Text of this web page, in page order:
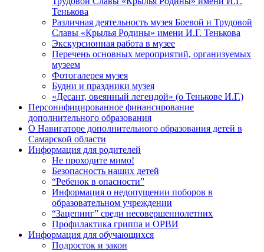
Тенькова
Различная деятельность музея Боевой и Трудовой
Славы «Крылья Родины» имени И.Г. Тенькова
Экскурсионная работа в музее
Перечень основных мероприятий, организуемых
музеем
Фотогалерея музея
Будни и праздники музея
«Десант, овеянный легендой» (о Тенькове И.Г.)
Персонифицированное финансирование
дополнительного образования
О Навигаторе дополнительного образования детей в
Самарской области
Информация для родителей
Не проходите мимо!
Безопасность наших детей
“Ребенок в опасности”
Информация о недопущении поборов в
образовательном учреждении
“Зацепинг” среди несовершеннолетних
Профилактика гриппа и ОРВИ
Информация для обучающихся
Подросток и закон